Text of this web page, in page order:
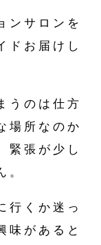
ンサロンを
ドお届けし
うのは仕方
場所なのか
緊張が少し
。
行くか迷っ
味があると